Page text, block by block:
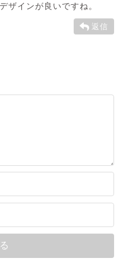
ザインが良いですね。
返信